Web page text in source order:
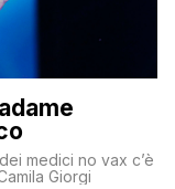
medici no vax c’è
Giorgi